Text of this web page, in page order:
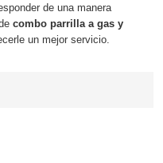
de una manera
combo parrilla a gas y
un mejor servicio.